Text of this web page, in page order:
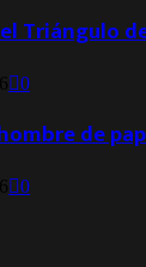
Triángulo
0
de
0